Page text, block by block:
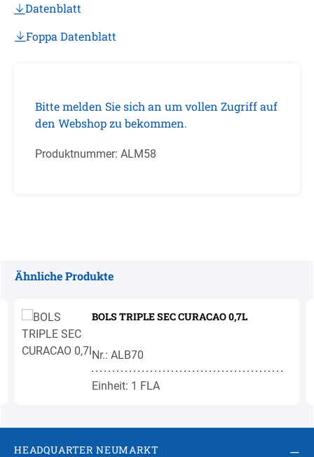
Datenblatt
Foppa Datenblatt
Bitte melden Sie sich an um vollen Zugriff auf
den Webshop zu bekommen.
Produktnummer: ALM58
Ähnliche Produkte
BOLS TRIPLE SEC CURACAO 0,7L
Nr.: ALB70
Einheit: 1 FLA
HEADQUARTER NEUMARKT